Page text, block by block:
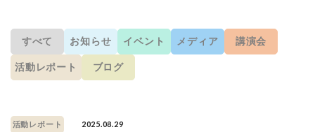
すべて お知らせ イベント メディア 講演会
活動レポート ブログ
活動レポート 2025.08.29